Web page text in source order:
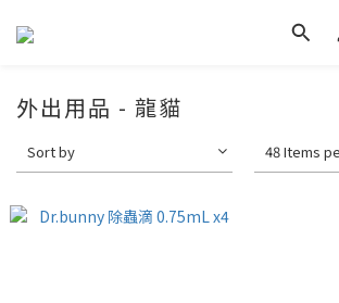
外出用品 - 龍貓
Sort by 48 Items